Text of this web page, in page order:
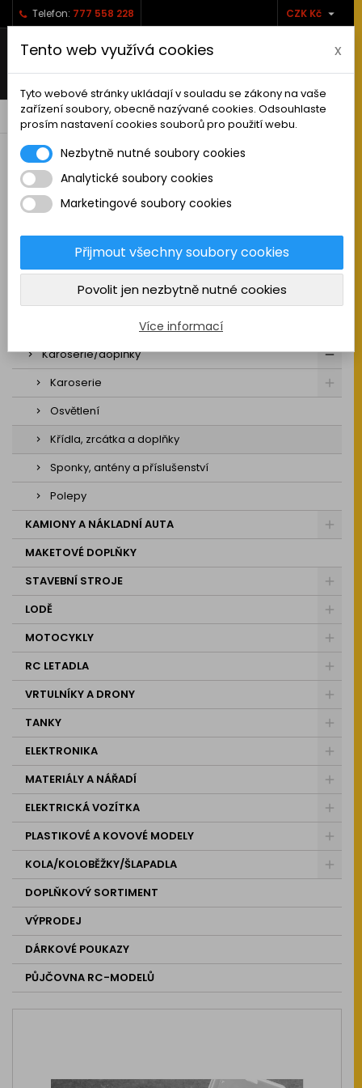
Telefon: 777 558 228 CZK Kč 
   shopping_cart0
RC AUTA
Sestavená auta elektro
Stavebnice aut elektro
Auta na spalovací motor
Náhradní díly
Karoserie/doplňky
Karoserie
Osvětlení
Křídla, zrcátka a doplňky
Sponky, antény a příslušenství
Polepy
KAMIONY A NÁKLADNÍ AUTA
MAKETOVÉ DOPLŇKY
STAVEBNÍ STROJE
LODĚ
MOTOCYKLY
RC LETADLA
VRTULNÍKY A DRONY
TANKY
ELEKTRONIKA
MATERIÁLY A NÁŘADÍ
ELEKTRICKÁ VOZÍTKA
PLASTIKOVÉ A KOVOVÉ MODELY
KOLA/KOLOBĚŽKY/ŠLAPADLA
DOPLŇKOVÝ SORTIMENT
VÝPRODEJ
DÁRKOVÉ POUKAZY
PŮJČOVNA RC-MODELŮ
Tento web využívá cookies x
Tyto webové stránky ukládají v souladu se zákony na vaše
zařízení soubory, obecně nazývané cookies. Odsouhlaste
prosím nastavení cookies souborů pro použití webu.
Nezbytně nutné soubory cookies
Analytické soubory cookies
Marketingové soubory cookies
Přijmout všechny soubory cookies
Povolit jen nezbytně nutné cookies
Více informací